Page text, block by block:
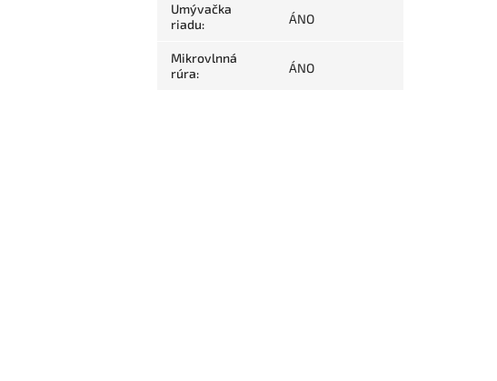
Umývačka
riadu: ÁNO
Mikrovlnná
rúra: ÁNO